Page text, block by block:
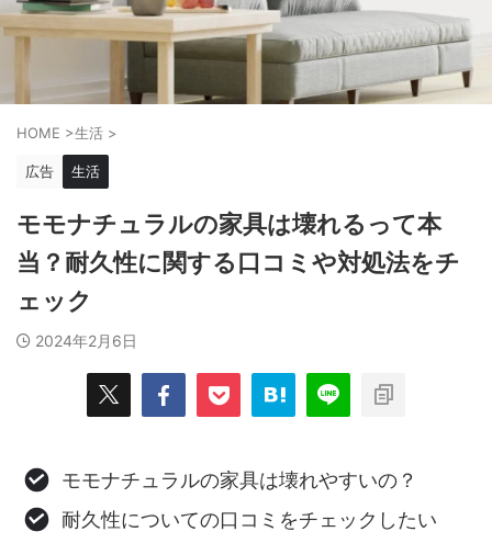
HOME >生活 >
広告 生活
モモナチュラルの家具は壊れるって本
当？耐久性に関する口コミや対処法をチ
ェック
2024年2月6日
モモナチュラルの家具は壊れやすいの？
耐久性についての口コミをチェックしたい